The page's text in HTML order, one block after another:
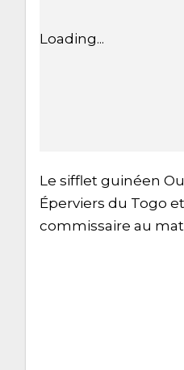
Loading...
Le sifflet guinéen
Éperviers du Togo
commissaire au